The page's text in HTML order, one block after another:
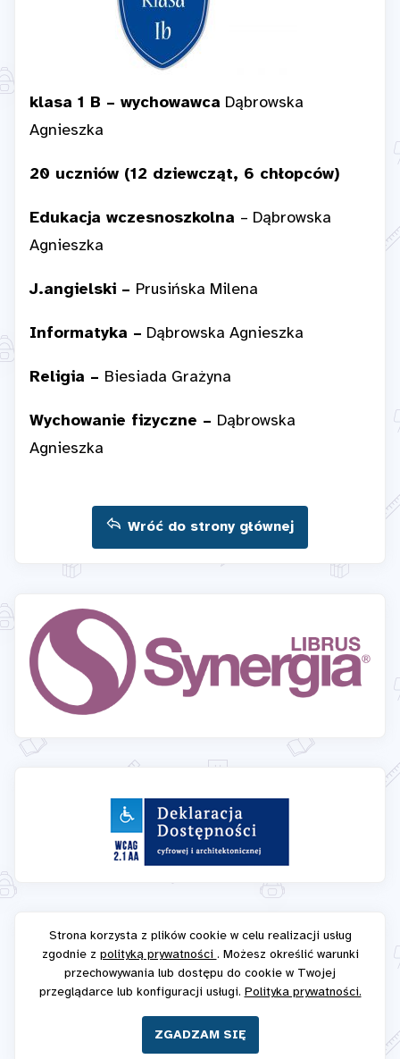
klasa 1 B – wychowawca Dąbrowska
Agnieszka
20 uczniów (12 dziewcząt, 6 chłopców)
Edukacja wczesnoszkolna – Dąbrowska
Agnieszka
J.angielski – Prusińska Milena
Informatyka – Dąbrowska Agnieszka
Religia – Biesiada Grażyna
Wychowanie fizyczne – Dąbrowska
Agnieszka
Wróć do strony głównej
Strona korzysta z plików cookie w celu realizacji usług
zgodnie z polityką prywatności . Możesz określić warunki
przechowywania lub dostępu do cookie w Twojej
przeglądarce lub konfiguracji usługi. Polityka prywatności.
ZGADZAM SIĘ